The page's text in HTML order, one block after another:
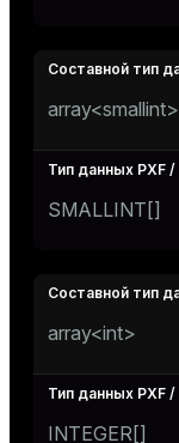
array<smallint>
SMALLINT[]
array<int>
INTEGER[]